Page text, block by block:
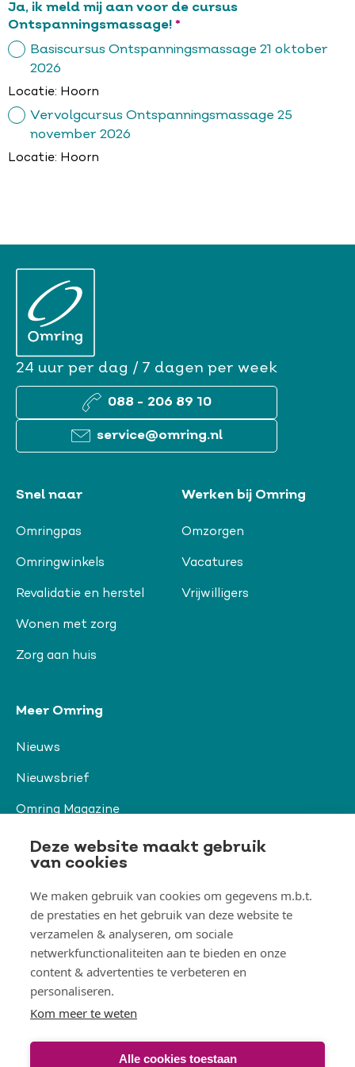
Deze website maakt gebruik
van cookies
We maken gebruik van cookies om gegevens m.b.t.
de prestaties en het gebruik van deze website te
verzamelen & analyseren, om sociale
netwerkfunctionaliteiten aan te bieden en onze
content & advertenties te verbeteren en
personaliseren.
Kom meer te weten
Alle cookies toestaan
Ja, ik meld mij aan voor de cursus
Ontspanningsmassage! Verplicht
Basiscursus Ontspanningsmassage 21 oktober
2026
Locatie: Hoorn
Vervolgcursus Ontspanningsmassage 25
november 2026
Locatie: Hoorn
24 uur per dag / 7 dagen per week
088 - 206 89 10
service@omring.nl
Snel naar
Omringpas
Omringwinkels
Revalidatie en herstel
Wonen met zorg
Zorg aan huis
Werken bij Omring
Omzorgen
Vacatures
Vrijwilligers
Meer Omring
Nieuws
Nieuwsbrief
Omring Magazine
Verwijzers
Organisatie & beleid